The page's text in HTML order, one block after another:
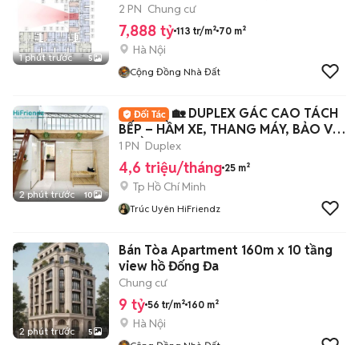
1 phút trước 5
2 PN Chung cư
7,888 tỷ 113 tr/m² 70 m²
Hà Nội
Cộng Đồng Nhà Đất
2 phút trước 10
🏡 DUPLEX GÁC CAO TÁCH
BẾP – HẦM XE, THANG MÁY, BẢO VỆ
– GẦN VHU & BKU
1 PN Duplex
4,6 triệu/tháng 25 m²
Tp Hồ Chí Minh
Trúc Uyên HiFriendz
2 phút trước 5
Bán Tòa Apartment 160m x 10 tầng
view hồ Đống Đa
Chung cư
9 tỷ 56 tr/m² 160 m²
Hà Nội